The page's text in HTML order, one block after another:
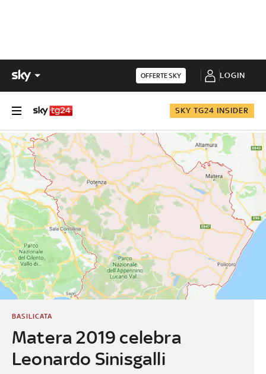
OFFERTE SKY LOGIN
SKY TG24 INSIDER
Matera 2019 celebra
Leonardo Sinisgalli
BASILICATA